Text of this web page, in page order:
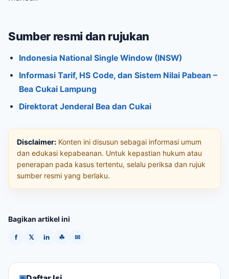
Sumber resmi dan rujukan
Indonesia National Single Window (INSW)
Informasi Tarif, HS Code, dan Sistem Nilai Pabean –
Bea Cukai Lampung
Direktorat Jenderal Bea dan Cukai
Disclaimer: Konten ini disusun sebagai informasi umum
dan edukasi kepabeanan. Untuk kepastian hukum atau
penerapan pada kasus tertentu, selalu periksa dan rujuk
sumber resmi yang berlaku.
Bagikan artikel ini
f 𝕏 in ☘ ✉